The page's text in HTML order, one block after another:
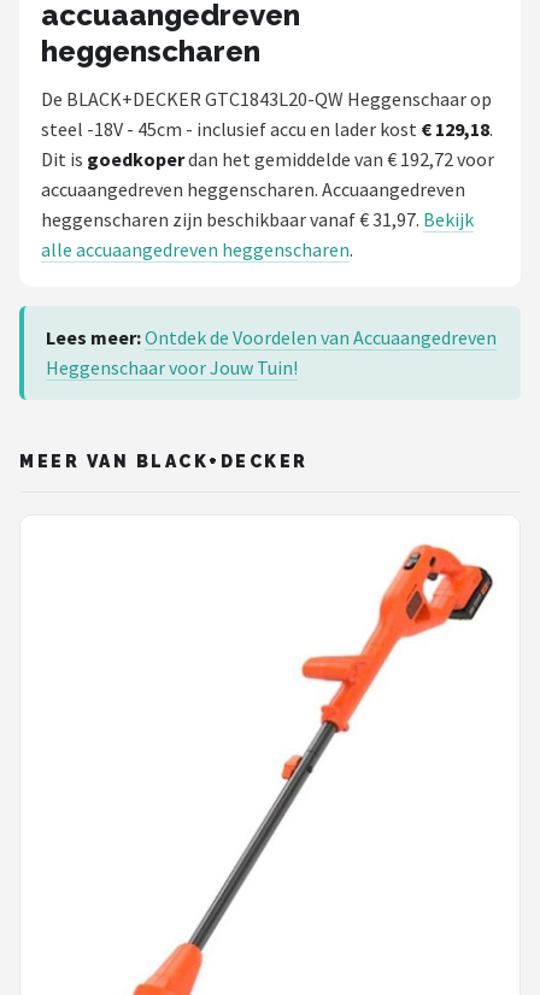
accuaangedreven
heggenscharen
De BLACK+DECKER GTC1843L20-QW Heggenschaar op
steel -18V - 45cm - inclusief accu en lader kost € 129,18.
Dit is goedkoperdan het gemiddelde van € 192,72 voor
accuaangedreven heggenscharen. Accuaangedreven
heggenscharen zijn beschikbaar vanaf € 31,97. Bekijk
alle accuaangedreven heggenscharen.
Lees meer:Ontdek de Voordelen van Accuaangedreven
Heggenschaar voor Jouw Tuin!
MEER VAN BLACK+DECKER